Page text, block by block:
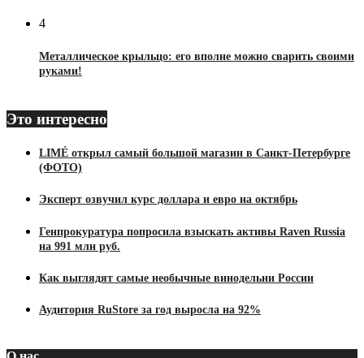
4
Металлическое крыльцо: его вполне можно сварить своими
руками!
Это интересно
LIMÉ открыл самый большой магазин в Санкт-Петербурге
(ФОТО)
Эксперт озвучил курс доллара и евро на октябрь
Генпрокуратура попросила взыскать активы Raven Russia
на 991 млн руб.
Как выглядят самые необычные винодельни России
Аудитория RuStore за год выросла на 92%